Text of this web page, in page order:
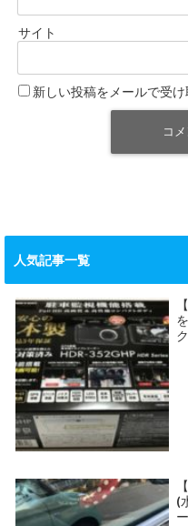
サイト
新しい投稿をメールで受け
人気記事一覧
(